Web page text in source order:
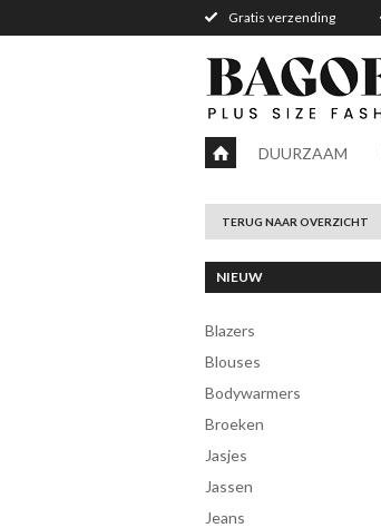
Gratis verzending
DUURZAAM
TERUG NAAR OVERZICHT
NIEUW
blazers
blouses
bodywarmers
broeken
jasjes
jassen
jeans